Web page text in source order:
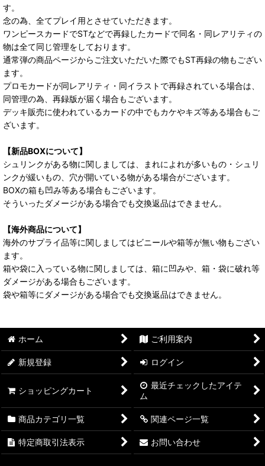
す。
念の為、全てプレイ用とさせていただきます。
ワンピースカードでSTなどで再録したカードで同名・同レアリティの
物は全て同じ管理をしております。
通常弾の商品ページからご注文いただいた際でもST再録の物もござい
ます。
プロモカードが同レアリティ・同イラストで再録されている場合は、
同管理の為、再録版が届く場合もございます。
デッキ販売に使われているカードの中でもカケやキズ等ある場合もご
ざいます。
【新品BOXについて】
シュリンクがある物に関しましては、まれによれが多いもの・シュリ
ンクが緩いもの、穴が開いている物がある場合がございます。
BOXの箱も凹み等ある場合もございます。
そういったダメージがある場合でも交換返品はできません。
【海外商品について】
海外のサプライ品等に関しましてはビニールや箱等が無い物もござい
ます。
箱や袋に入っている物に関しましては、箱に凹みや、箱・袋に破れ等
ダメージがある場合もございます。
袋や箱等にダメージがある場合でも交換返品はできません。
ホーム ご利用案内
新規登録 ログイン
ショッピングカート
最近チェックしたアイテ
ム
商品カテゴリ一覧 関連ページ一覧
特定商取引法表示 お問い合わせ